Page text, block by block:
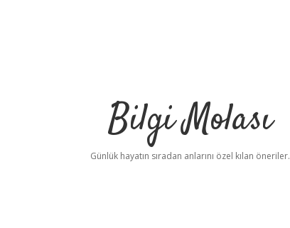
Bilgi Molası
Günlük hayatın sıradan anlarını özel kılan öneriler.